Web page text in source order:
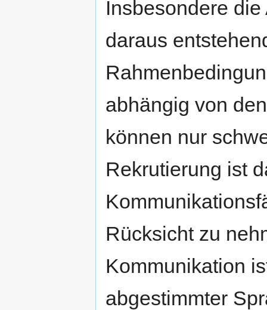
Insbesondere
daraus
abhängig von
können nur
Rekrutierung ist
Rücksicht zu
Kommunikation
abgestimmter